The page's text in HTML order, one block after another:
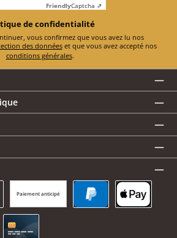
FriendlyCaptcha ⇗
de confidentialité
En sélectionnant Continuer, vous confirmez que vous avez lu nos
des données
et que vous avez accepté nos
conditions générales.
Paiement anticipé
Button
Pay